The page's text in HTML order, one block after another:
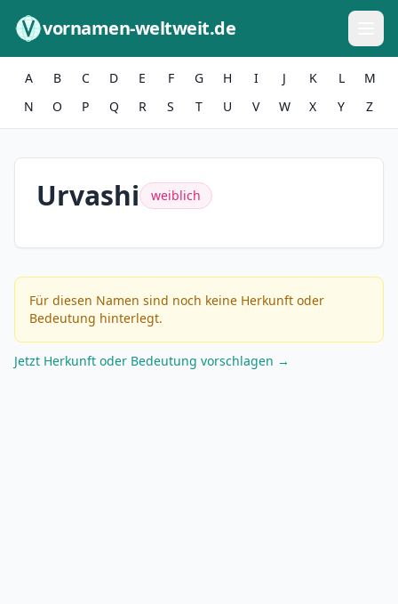
vornamen-weltweit.de
A B C D E F G H I J K L
M
N
O P Q R S T U V W X Y Z
Urvashi weiblich
Für diesen Namen sind noch keine Herkunft oder
Bedeutung hinterlegt.
Jetzt Herkunft oder Bedeutung vorschlagen →